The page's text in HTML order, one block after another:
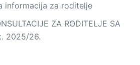
informacija za roditelje
ZA RODITELJE SA
2025/26.